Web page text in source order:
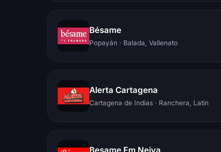
Bésame
Popayán · Balada, Vallenato
Alerta Cartagena
Cartagena de Indias · Ranchera, Latin